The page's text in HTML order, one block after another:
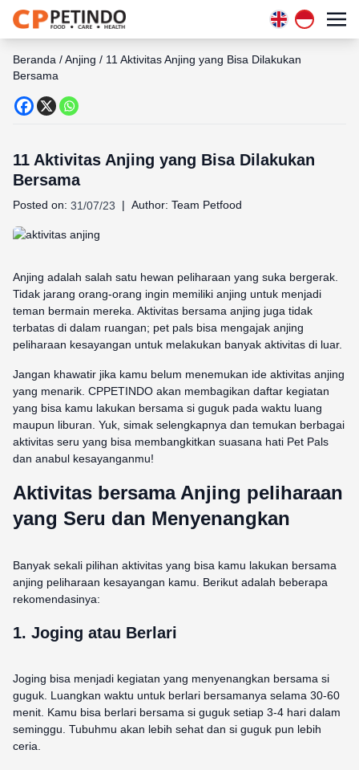
Beranda /Anjing / 11 Aktivitas Anjing yang Bisa Dilakukan
Bersama
11 Aktivitas Anjing yang Bisa Dilakukan
Bersama
Posted on: 31/07/23 | Author: Team Petfood
Anjing adalah salah satu hewan peliharaan yang suka bergerak.
Tidak jarang orang-orang ingin memiliki anjing untuk menjadi
teman bermain mereka. Aktivitas bersama anjing juga tidak
terbatas di dalam ruangan; pet pals bisa mengajak anjing
peliharaan kesayangan untuk melakukan banyak aktivitas di luar.
Jangan khawatir jika kamu belum menemukan ide aktivitas anjing
yang menarik. CPPETINDO akan membagikan daftar kegiatan
yang bisa kamu lakukan bersama si guguk pada waktu luang
maupun liburan. Yuk, simak selengkapnya dan temukan berbagai
aktivitas seru yang bisa membangkitkan suasana hati Pet Pals
dan anabul kesayanganmu!
Aktivitas bersama Anjing peliharaan
yang Seru dan Menyenangkan
Banyak sekali pilihan aktivitas yang bisa kamu lakukan bersama
anjing peliharaan kesayangan kamu. Berikut adalah beberapa
rekomendasinya:
1. Joging atau Berlari
Joging bisa menjadi kegiatan yang menyenangkan bersama si
guguk. Luangkan waktu untuk berlari bersamanya selama 30-60
menit. Kamu bisa berlari bersama si guguk setiap 3-4 hari dalam
seminggu. Tubuhmu akan lebih sehat dan si guguk pun lebih
ceria.